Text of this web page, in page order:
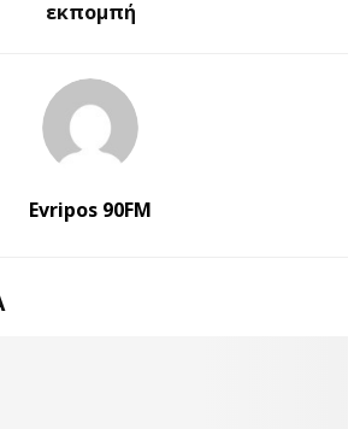
εκπομπή
Evripos 90FM